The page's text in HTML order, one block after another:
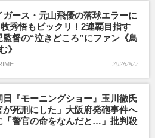
ガース・元山飛優の落球エラーに
秀悟もビックリ！2連覇目指す
監督の“泣きどころ”にファン《鳥
》
2026/8/7
日『モーニングショー』玉川徹氏
が死刑にした」大阪府発砲事件へ
「警官の命をなんだと…」批判殺